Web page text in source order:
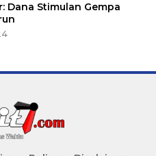
Dana Stimulan Gempa